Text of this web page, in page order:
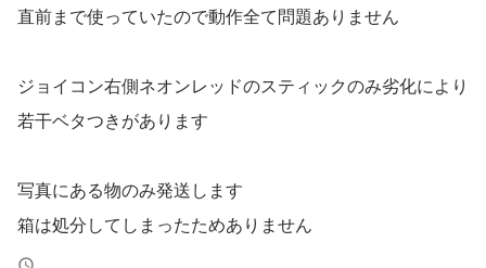
直前まで使っていたので動作全て問題ありません
ジョイコン右側ネオンレッドのスティックのみ劣化により
若干ベタつきがあります
写真にある物のみ発送します
箱は処分してしまったためありません
しっかり梱包しダンボールに入れ発送します